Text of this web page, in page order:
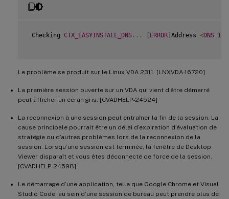
Checking CTX_EASYINSTALL_DNS ... [ ERROR] Address <DNS IP
Le problème se produit sur le Linux VDA 2311. [LNXVDA-16720]
La première session ouverte sur un VDA qui vient d’être démarré
peut afficher un écran gris. [CVADHELP-24524]
La reconnexion à une session peut entraîner la fin de la session. La
cause principale pourrait être un délai d’expiration d’évaluation de
stratégie ou d’autres problèmes lors de la reconnexion de la
session. Lorsqu’une session est terminée, la fenêtre de Desktop
Viewer disparaît et vous êtes déconnecté de force de la session.
[CVADHELP-24598]
Le démarrage d’une application, telle que Google Chrome et Visual
Studio Code, au sein d’une session de bureau peut prendre plus de